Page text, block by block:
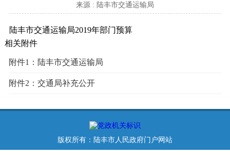
来源 : 陆丰市交通运输局
陆丰市交通运输局2019年部门预算
相关附件
附件1： 陆丰市交通运输局
附件2： 交通局补充公开
版权所有：陆丰市人民政府门户网站